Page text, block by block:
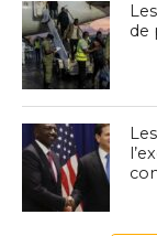
de